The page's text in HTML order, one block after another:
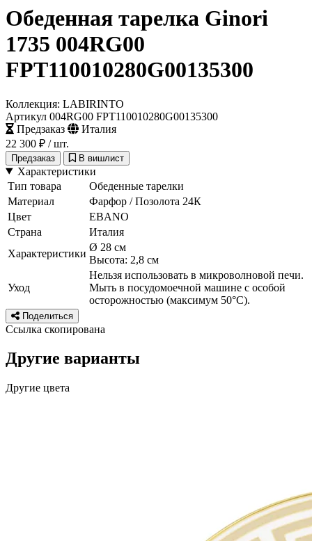
Обеденная тарелка Ginori
1735 004RG00
FPT110010280G00135300
Коллекция: LABIRINTO
Артикул 004RG00 FPT110010280G00135300
Предзаказ
Италия
22 300 ₽ / шт.
Предзаказ В вишлист
Характеристики
Тип товара
Обеденные тарелки
Материал
Фарфор / Позолота 24К
Цвет
EBANO
Страна
Италия
Характеристики
Ø 28 см
Высота: 2,8 см
Уход
Нельзя использовать в микроволновой печи.
Мыть в посудомоечной машине с особой
осторожностью (максимум 50°C).
Поделиться
Ссылка скопирована
Другие варианты
Другие цвета